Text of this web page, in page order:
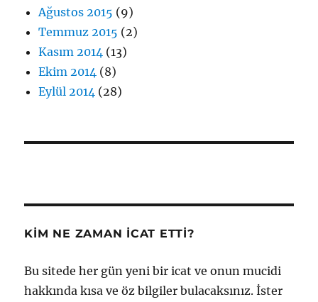
Ağustos 2015 (9)
Temmuz 2015 (2)
Kasım 2014 (13)
Ekim 2014 (8)
Eylül 2014 (28)
KIM NE ZAMAN İCAT ETTI?
Bu sitede her gün yeni bir icat ve onun mucidi
hakkında kısa ve öz bilgiler bulacaksınız. İster